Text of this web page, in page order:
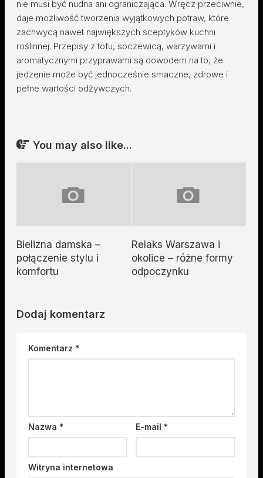
nie musi być nudna ani ograniczająca. Wręcz przeciwnie,
daje możliwość tworzenia wyjątkowych potraw, które
zachwycą nawet największych sceptyków kuchni
roślinnej. Przepisy z tofu, soczewicą, warzywami i
aromatycznymi przyprawami są dowodem na to, że
jedzenie może być jednocześnie smaczne, zdrowe i
pełne wartości odżywczych.
You may also like...
Bielizna damska –
połączenie stylu i
komfortu
Relaks Warszawa i
okolice – różne formy
odpoczynku
Dodaj komentarz
Komentarz *
Nazwa * E-mail*
Witryna internetowa